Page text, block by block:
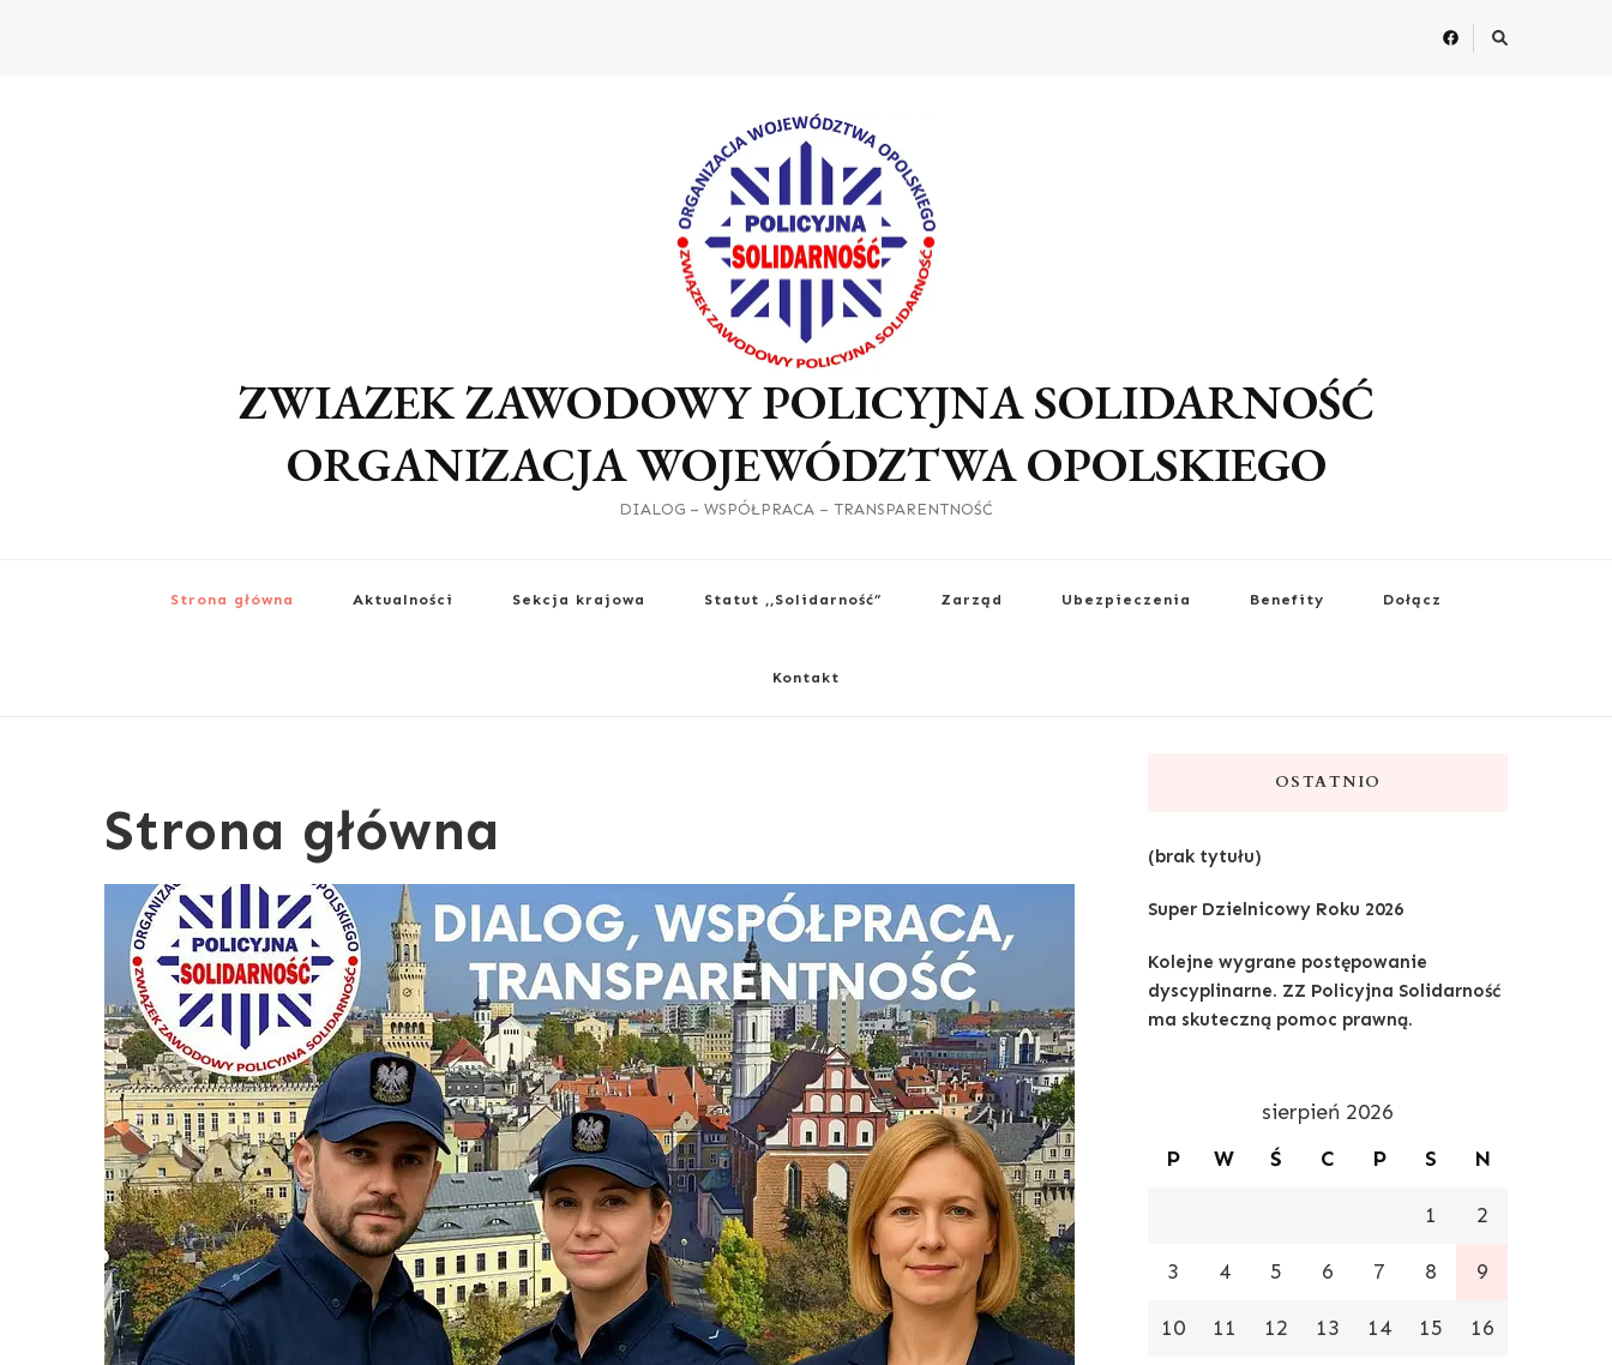
ZWIAZEK ZAWODOWY POLICYJNA SOLIDARNOŚĆ
ORGANIZACJA WOJEWÓDZTWA OPOLSKIEGO
DIALOG – WSPÓŁPRACA – TRANSPARENTNOŚĆ
Strona główna Aktualności Sekcja krajowa Statut ,,Solidarność” Zarząd Ubezpieczenia Benefity Dołącz
Kontakt
Strona główna
OSTATNIO
(brak tytułu)
Super Dzielnicowy Roku 2026
Kolejne wygrane postępowanie
dyscyplinarne. ZZ Policyjna Solidarność
ma skuteczną pomoc prawną.
sierpień 2026
P
W Ś C P S N
1 2
3 4 5 6 7 8 9
10 11 12 13 14 15 16